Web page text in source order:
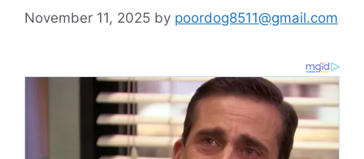
November 11, 2025 by poordog8511@gmail.com